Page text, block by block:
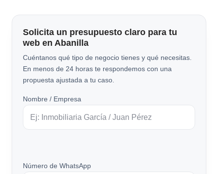
Solicita un presupuesto claro para tu
web en Abanilla
Cuéntanos qué tipo de negocio tienes y qué necesitas.
En menos de 24 horas te respondemos con una
propuesta ajustada a tu caso.
Nombre / Empresa
Número de WhatsApp